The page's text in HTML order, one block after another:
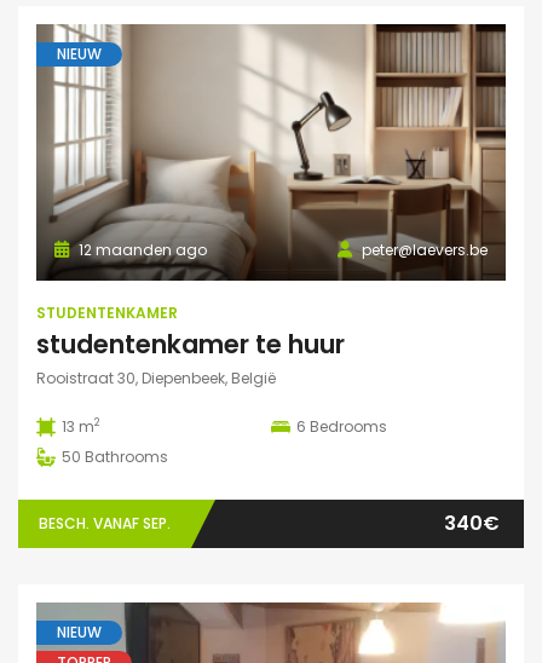
NIEUW
peter@laevers.be
12 maanden ago
STUDENTENKAMER
studentenkamer te huur
Rooistraat 30, Diepenbeek, België
13 m2 6 Bedrooms
50 Bathrooms
BESCH. VANAF SEP. 340€
NIEUW